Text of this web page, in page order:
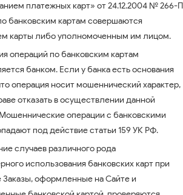
платежных карт» от 24.12.2004 № 266-П
банковским картам совершаются
карты либо уполномоченным им лицом.
операций по банковским картам
банком. Если у банка есть основания
операция носит мошеннический характер,
отказать в осуществлении данной
операции с банковскими
под действие статьи 159 УК РФ.
случаев различного рода
использования банковских карт при
Заказы, оформленные на Сайте и